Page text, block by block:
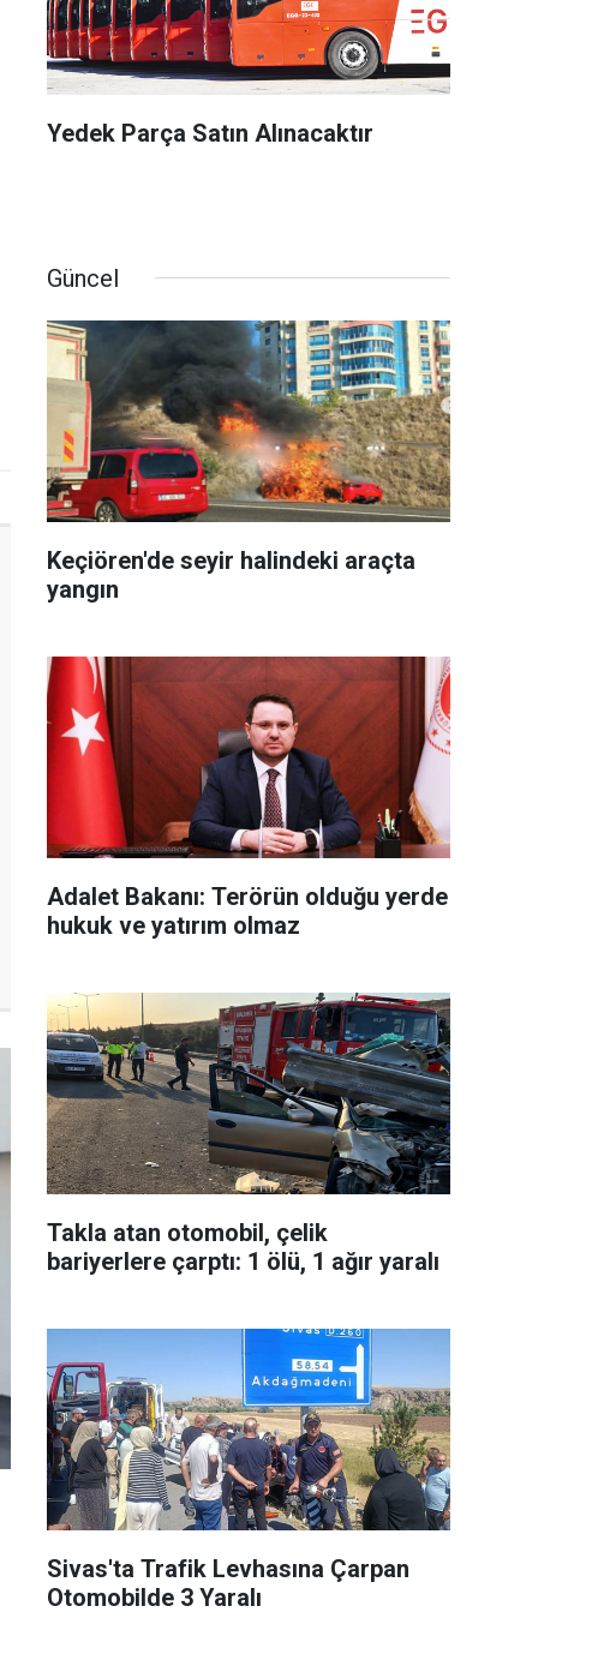
Yedek Parça Satın Alınacaktır
Güncel
Keçiören'de seyir halindeki araçta
yangın
Adalet Bakanı: Terörün olduğu yerde
hukuk ve yatırım olmaz
Takla atan otomobil, çelik
bariyerlere çarptı: 1 ölü, 1 ağır yaralı
Sivas'ta Trafik Levhasına Çarpan
Otomobilde 3 Yaralı